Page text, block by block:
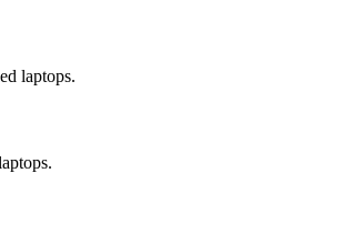
laptops.